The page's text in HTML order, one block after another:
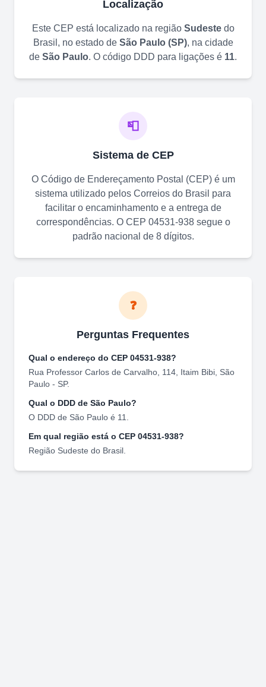
Localização
Este CEP está localizado na região Sudestedo
Brasil, no estado de São Paulo(SP), na cidade
de São Paulo. O código DDD para ligações é 11.
📮
Sistema de CEP
O Código de Endereçamento Postal (CEP) é um
sistema utilizado pelos Correios do Brasil para
facilitar o encaminhamento e a entrega de
correspondências. O CEP 04531-938segue o
padrão nacional de 8 dígitos.
❓
Perguntas Frequentes
Qual o endereço do CEP 04531-938?
Rua Professor Carlos de Carvalho, 114 Itaim Bibi São
Paulo - SP.
Qual o DDD de São Paulo?
O DDD de São Paulo é 11
Em qual região está o CEP 04531-938?
Região Sudeste do Brasil.